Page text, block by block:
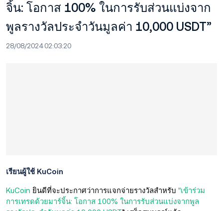
จิ้น: โอกาส 100% ในการรับส่วนแบ่งจาก
พูลรางวัลประจำวันมูลค่า 10,000 USDT”
28/08/2024 02:03:20
เรียนผู้ใช้ KuCoin
KuCoin ยินดีที่จะประกาศว่าการแจกจ่ายรางวัลสำหรับ "เข้าร่วม
การเทรดด้วยมาร์จิ้น: โอกาส 100% ในการรับส่วนแบ่งจากพูล